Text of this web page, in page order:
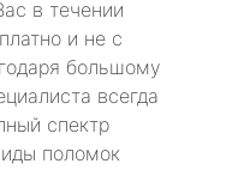
в течении
и не с
большому
всегда
спектр
поломок